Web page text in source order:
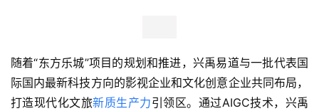
随着“东方乐城”项目的规划和推进，兴禹易道与一批代表国
际国内最新科技方向的影视企业和文化创意企业共同布局，
打造现代化文旅新质生产力引领区。通过AIGC技术，兴禹